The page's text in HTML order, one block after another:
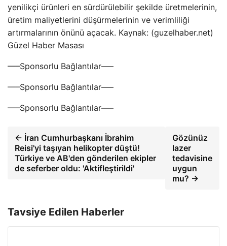
yenilikçi ürünleri en sürdürülebilir şekilde üretmelerinin,
üretim maliyetlerini düşürmelerinin ve verimliliği
artırmalarının önünü açacak. Kaynak: (guzelhaber.net)
Güzel Haber Masası
—–Sponsorlu Bağlantılar—–
—–Sponsorlu Bağlantılar—–
—–Sponsorlu Bağlantılar—–
← İran Cumhurbaşkanı İbrahim
Reisi'yi taşıyan helikopter düştü!
Türkiye ve AB'den gönderilen ekipler
de seferber oldu: 'Aktifleştirildi'
Gözünüz
lazer
tedavisine
uygun
mu? →
Tavsiye Edilen Haberler